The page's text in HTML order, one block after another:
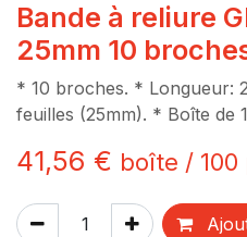
Bande à reliure
25mm 10
* 10 broches. * Longueur:
feuilles (25mm). * Boîte de
41,56 € boîte / 100